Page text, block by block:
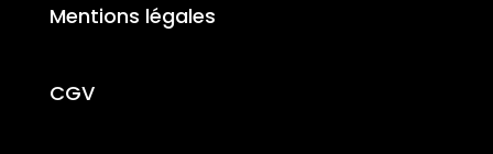
Mentions légales
CGV